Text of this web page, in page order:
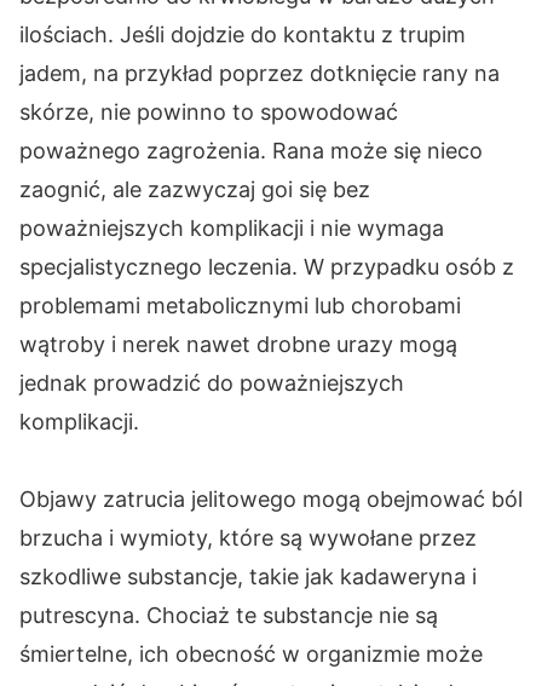
ilościach. Jeśli dojdzie do kontaktu z trupim
jadem, na przykład poprzez dotknięcie rany na
skórze, nie powinno to spowodować
poważnego zagrożenia. Rana może się nieco
zaognić, ale zazwyczaj goi się bez
poważniejszych komplikacji i nie wymaga
specjalistycznego leczenia. W przypadku osób z
problemami metabolicznymi lub chorobami
wątroby i nerek nawet drobne urazy mogą
jednak prowadzić do poważniejszych
komplikacji.
Objawy zatrucia jelitowego mogą obejmować ból
brzucha i wymioty, które są wywołane przez
szkodliwe substancje, takie jak kadaweryna i
putrescyna. Chociaż te substancje nie są
śmiertelne, ich obecność w organizmie może